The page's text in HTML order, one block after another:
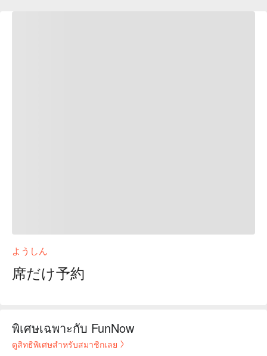
ようしん
席だけ予約
พิเศษเฉพาะกับ FunNow
ดูสิทธิพิเศษสำหรับสมาชิกเลย